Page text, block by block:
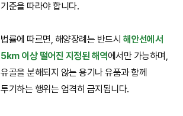
기준을 따라야 합니다.
법률에 따르면, 해양장례는 반드시 해안선에서
5km 이상 떨어진 지정된 해역에서만 가능하며,
유골을 분해되지 않는 용기나 유품과 함께
투기하는 행위는 엄격히 금지됩니다.